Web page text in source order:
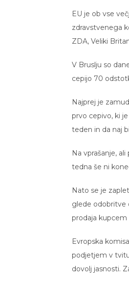
EU je ob vse
zdravstvenega
ZDA, Veliki
V Bruslju so
cepijo 70
Najprej je
prvo cepivo, ki
teden in da naj
Na vprašanje,
tedna še ni
Nato se je
glede odobritve
prodaja kupcem
Evropska
podjetjem v
dovolj jasnosti.